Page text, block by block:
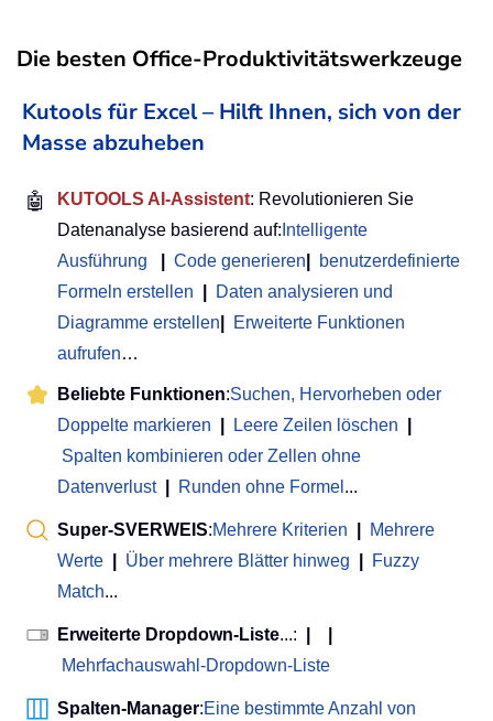
Die besten Office-Produktivitätswerkzeuge
Kutools für Excel – Hilft Ihnen, sich von der
Masse abzuheben
🤖 KUTOOLS AI-Assistent: Revolutionieren Sie
Datenanalyse basierend auf: Intelligente
Ausführung
Code generieren
benutzerdefinierte
Formeln erstellen
Daten analysieren und
Diagramme erstellen
Erweiterte Funktionen
aufrufen…
Beliebte Funktionen:Suchen, Hervorheben oder
Doppelte markieren
Leere Zeilen löschen
Spalten kombinieren oder Zellen ohne
Datenverlust
Runden ohne Formel ...
Super-SVERWEIS:Mehrere Kriterien
Mehrere
Werte
Über mehrere Blätter hinweg
Fuzzy
Match...
Erweiterte Dropdown-Liste...:
Mehrfachauswahl-Dropdown-Liste
Spalten-Manager:Eine bestimmte Anzahl von